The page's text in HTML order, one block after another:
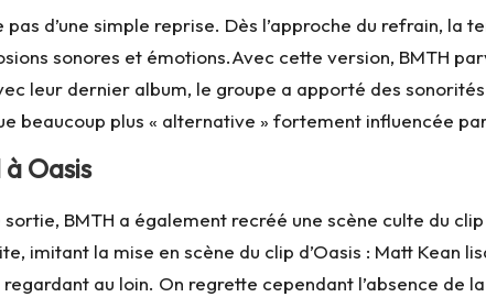
d’une simple reprise. Dès l’approche du refrain, la
sonores et émotions.Avec cette version, BMTH
leur dernier album, le groupe a apporté des
beaucoup plus « alternative » fortement influencée
Oasis
BMTH a également recréé une scène culte du
imitant la mise en scène du clip d’Oasis : Matt Kean
au loin. On regrette cependant l’absence de